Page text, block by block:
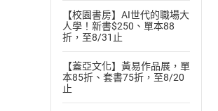
【校園書房】AI世代的職場大
人學！新書$250、單本88
折，至8/31止
【蓋亞文化】黃易作品展，單
本85折、套書75折，至8/20
止